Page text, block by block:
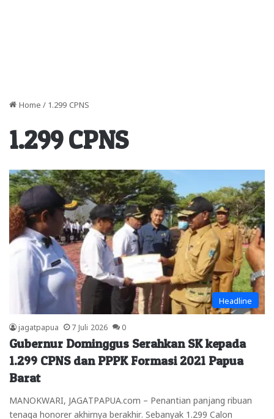
Home / 1.299 CPNS
1.299 CPNS
Headline
jagatpapua 7 Juli 2026 0
Gubernur Dominggus Serahkan SK kepada
1.299 CPNS dan PPPK Formasi 2021 Papua
Barat
MANOKWARI, JAGATPAPUA.com – Penantian panjang ribuan
tenaga honorer akhirnya berakhir. Sebanyak 1.299 Calon